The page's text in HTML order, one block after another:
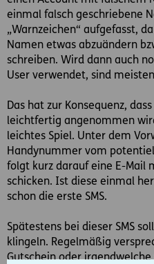
einmal falsch geschriebene
„Warnzeichen“ aufgefasst,
Namen etwas abzuändern
schreiben. Wird dann auch
User verwendet, sind
Das hat zur Konsequenz,
leichtfertig angenommen
leichtes Spiel. Unter dem
Handynummer vom
folgt kurz darauf eine E-Mail
schicken. Ist diese einmal
schon die erste SMS.
Spätestens bei dieser SMS
klingeln. Regelmäßig
Gutschein oder